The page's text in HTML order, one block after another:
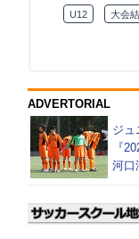
U12 大会
ADVERTORIAL
ジュ
『
河口